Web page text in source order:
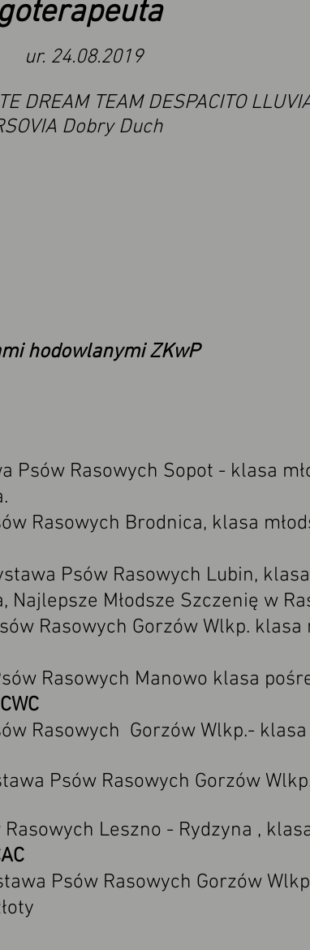
ur. 24.08.2019
DREAM TEAM DESPACITO
Dobry Duch
hodowlanymi ZKwP
Psów Rasowych Sopot - klasa
Rasowych Brodnica, klasa
Psów Rasowych Lubin,
Młodsze Szczenię w
Rasowych Gorzów Wlkp. klasa
Rasowych Manowo klasa
Rasowych Gorzów Wlkp.-
Psów Rasowych Gorzów
Leszno - Rydzyna ,
Psów Rasowych Gorzów